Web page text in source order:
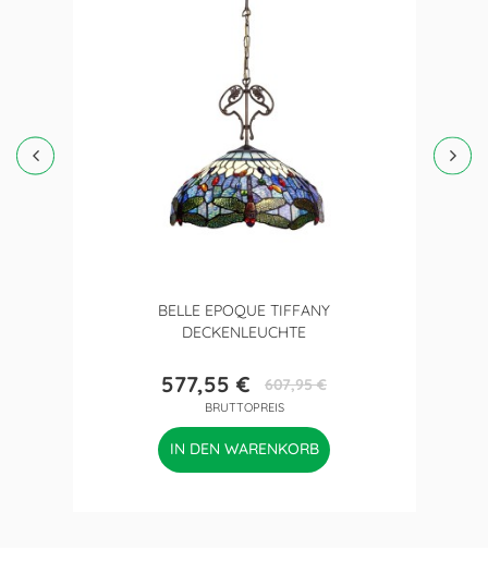
BELLE EPOQUE TIFFANY
DECKENLEUCHTE
Preis
577,55 €Verkaufspreis
607,95 €
BRUTTOPREIS
IN DEN WARENKORB